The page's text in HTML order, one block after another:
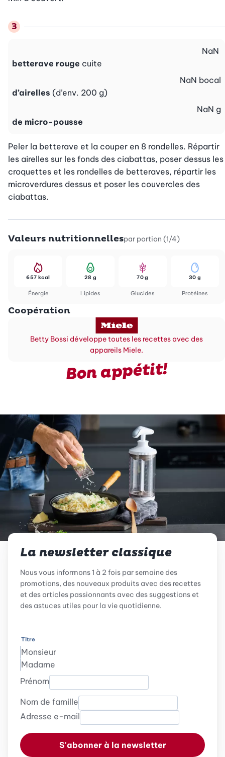
betterave rouge cuite
NaN
d’airelles (d’env. 200 g)
NaN bocal
de micro-pousse
NaN g
Peler la betterave et la couper en 8 rondelles. Répartir
les airelles sur les fonds des ciabattas, poser dessus les
croquettes et les rondelles de betteraves, répartir les
microverdures dessus et poser les couvercles des
ciabattas.
Valeurs nutritionnellespar portion (1/4)
Énergie
657 kcal
Lipides
28 g
Glucides
70 g
Protéines
30 g
Coopération
Betty Bossi développe toutes les recettes avec des
appareils Miele.
Bon appétit!
La newsletter classique
Nous vous informons 1 à 2 fois par semaine des
promotions, des nouveaux produits avec des recettes
et des articles passionnants avec des suggestions et
des astuces utiles pour la vie quotidienne.
Titre
Monsieur
Madame
Prénom
Nom de famille
Adresse e-mail
S'abonner à la newsletter